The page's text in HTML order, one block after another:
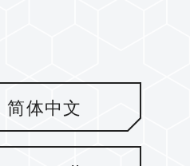
ist die maximal
(XMP 2.0)
die angegebene
unter normalen
des Prozessor- oder
an
Produkt der ELITE-
简体中文